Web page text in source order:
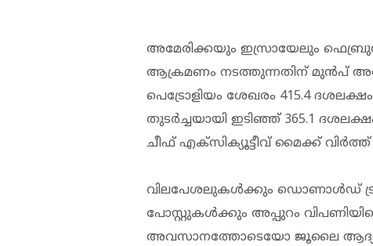
അമേരിക്കയും ഇസ്രായേലും
ആക്രമണം നടത്തുന്നതിന് മുൻപ്
പെട്രോളിയം ശേഖരം 415.4
തുടർച്ചയായി ഇടിഞ്ഞ് 365.1
ചീഫ് എക്സിക്യൂട്ടീവ് മൈക്ക് വിർത്ത്
വിലപേശലുകൾക്കും ഡൊണാൾഡ്
പോസ്റ്റുകൾക്കും അപ്പുറം
അവസാനത്തോടെയോ ജൂലൈ